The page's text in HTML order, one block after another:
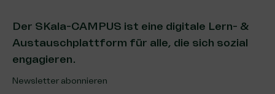
Der SKala-CAMPUS ist eine digitale Lern- &
Austauschplattform für alle, die sich sozial
engagieren.
Newsletter abonnieren